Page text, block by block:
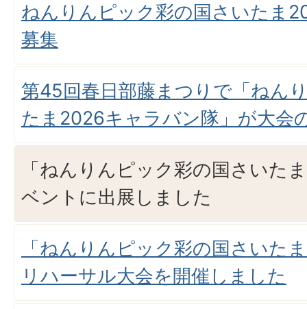
ねんりんピック彩の国さいたま
募集
第45回春日部藤まつりで「ねん
たま2026キャラバン隊」が大会
「ねんりんピック彩の国さいた
ベントに出展しました
「ねんりんピック彩の国さいた
リハーサル大会を開催しました